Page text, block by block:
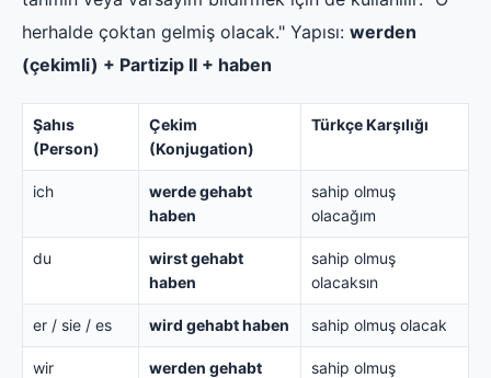
herhalde çoktan gelmiş olacak." Yapısı: werden
(çekimli) + Partizip II + haben
Şahıs
(Person)
Çekim
(Konjugation)
Türkçe Karşılığı
ich
werde gehabt
haben
sahip olmuş
olacağım
du
wirst gehabt
haben
sahip olmuş
olacaksın
er / sie / es wird gehabt haben sahip olmuş olacak
wir
werden gehabt
sahip olmuş